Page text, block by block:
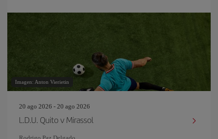
Imagen: Anton Vierietin
20 ago 2026 - 20 ago 2026
L.D.U. Quito v Mirassol